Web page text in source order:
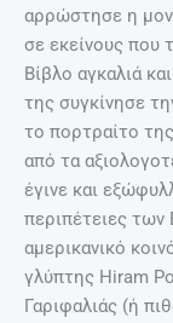
αρρώστησε η
σε εκείνους που
Βίβλο αγκαλιά
της συγκίνησε
το πορτραίτο
από τα
έγινε και
περιπέτειες των
αμερικανικό
γλύπτης Hiram
Γαριφαλιάς (ή